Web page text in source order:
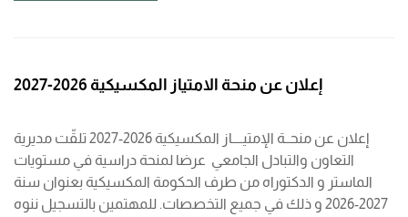
إعلان عن منحة الامتياز المكسيكية 2026-2027
إعلان عن منحــة الإمتيــــاز المكسيكية 2026-2027 تلقّت مديرية
التعاون والتبادل الجامعي عرضا لمنحة دراسية في مستويات
الماستر و الدكتوراه من طرف الحكومة المكسيكية بعنوان سنة
2027-2026 و ذلك في جميع التخصصات. للمهتمين بالتسجيل ننوه